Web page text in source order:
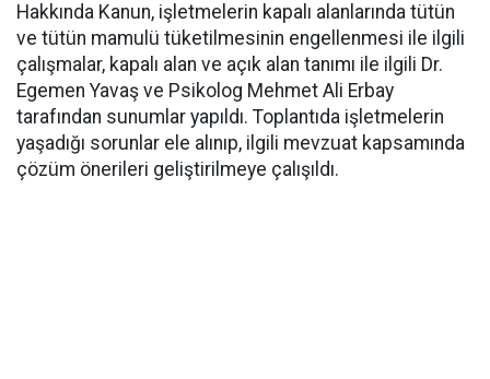
Hakkında Kanun, işletmelerin kapalı alanlarında tütün
ve tütün mamulü tüketilmesinin engellenmesi ile ilgili
çalışmalar, kapalı alan ve açık alan tanımı ile ilgili Dr.
Egemen Yavaş ve Psikolog Mehmet Ali Erbay
tarafından sunumlar yapıldı. Toplantıda işletmelerin
yaşadığı sorunlar ele alınıp, ilgili mevzuat kapsamında
çözüm önerileri geliştirilmeye çalışıldı.